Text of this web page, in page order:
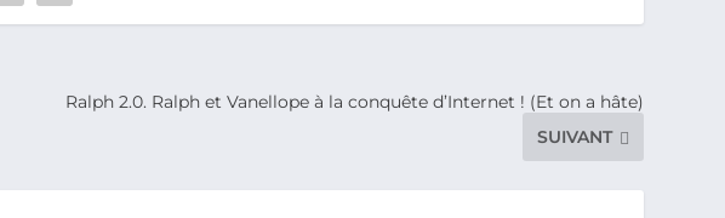
Ralph 2.0. Ralph et Vanellope à la conquête d’Internet ! (Et on a hâte)
SUIVANT